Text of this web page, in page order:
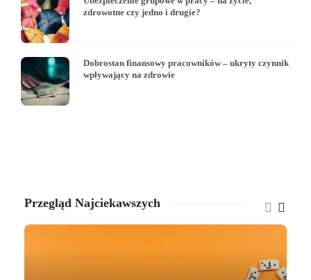
zdrowotne czy jedno i drugie?
Dobrostan finansowy pracowników – ukryty czynnik
wpływający na zdrowie
Przegląd Najciekawszych